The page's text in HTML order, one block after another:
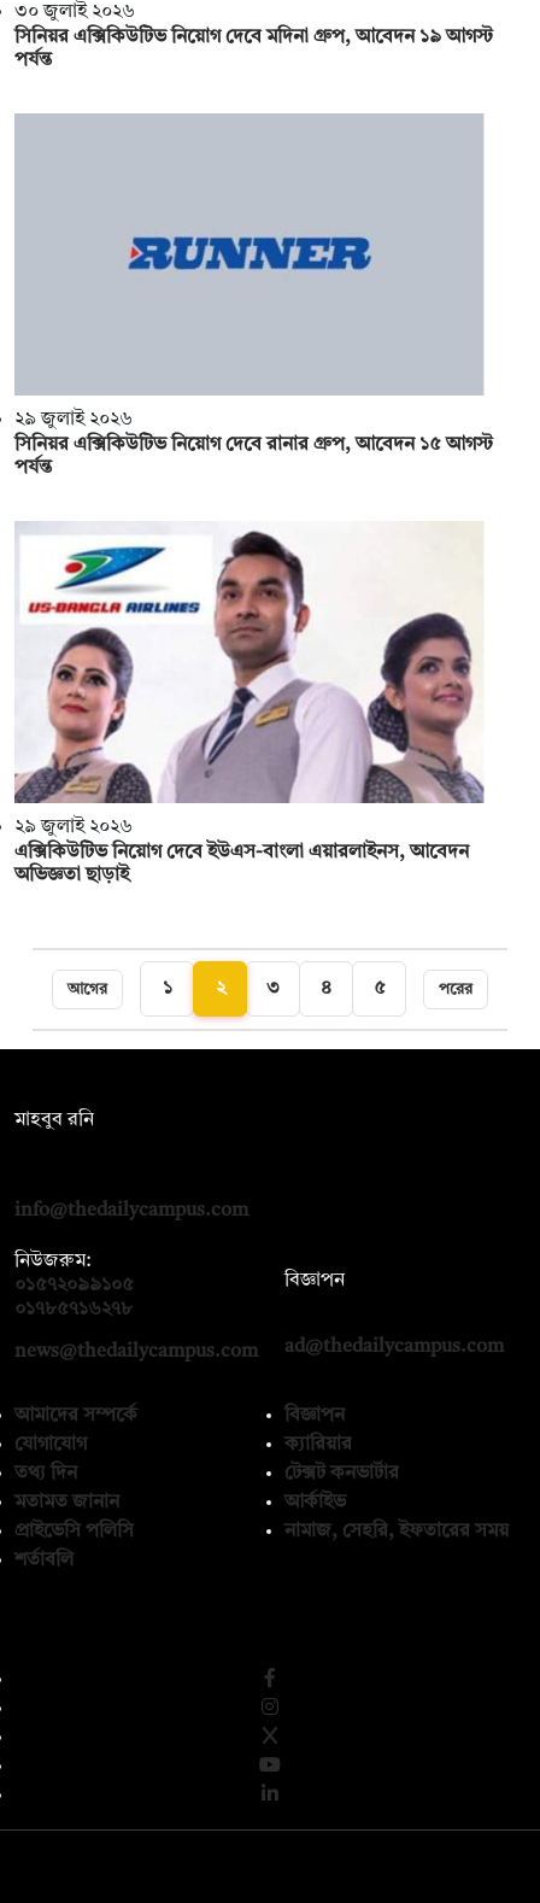
৩০ জুলাই ২০২৬
সিনিয়র এক্সিকিউটিভ নিয়োগ দেবে মদিনা গ্রুপ, আবেদন ১৯ আগস্ট
পর্যন্ত
২৯ জুলাই ২০২৬
সিনিয়র এক্সিকিউটিভ নিয়োগ দেবে রানার গ্রুপ, আবেদন ১৫ আগস্ট
পর্যন্ত
২৯ জুলাই ২০২৬
এক্সিকিউটিভ নিয়োগ দেবে ইউএস-বাংলা এয়ারলাইনস, আবেদন
অভিজ্ঞতা ছাড়াই
আগের ১ ২ ৩ ৪ ৫ পরের
মাহবুব রনি
info@thedailycampus.com
নিউজরুম:
০১৫৭২০৯৯১০৫
০১৭৮৫৭১৬২৭৮
news@thedailycampus.com
বিজ্ঞাপন
ad@thedailycampus.com
আমাদের সম্পর্কে
যোগাযোগ
তথ্য দিন
মতামত জানান
প্রাইভেসি পলিসি
শর্তাবলি
বিজ্ঞাপন
ক্যারিয়ার
টেক্সট কনভার্টার
আর্কাইভ
নামাজ, সেহরি, ইফতারের সময়